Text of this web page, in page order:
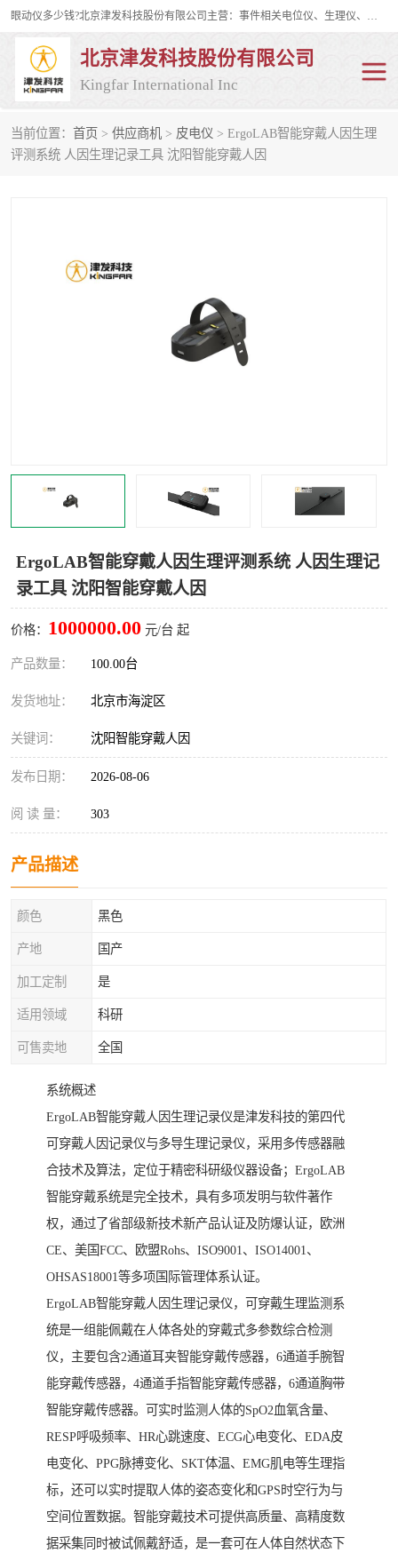
眼动仪多少钱?北京津发科技股份有限公司主营：事件相关电位仪、生理仪、肌电仪、脑电仪、皮电仪、眼动仪；是国家级高新技术企业、科技部认定的科技型中小企业和中关村高新技术企业，具备保密资格，具备自主进出口经营权；自主研发技术、产品与服务荣获多项省部级科学技术奖励、国家发明专利、国家软件著作权和省部级新技术新产品（服务）认证。
北京津发科技股份有限公司
Kingfar International Inc
当前位置： 首页 > 供应商机 > 皮电仪 > ErgoLAB智能穿戴人因生理
评测系统 人因生理记录工具 沈阳智能穿戴人因
ErgoLAB智能穿戴人因生理评测系统 人因生理记
录工具 沈阳智能穿戴人因
价格： 1000000.00 元/台 起
产品数量： 100.00台
发货地址： 北京市海淀区
关键词： 沈阳智能穿戴人因
发布日期： 2026-08-06
阅 读 量： 303
产品描述
颜色 黑色
产地 国产
加工定制 是
适用领域 科研
可售卖地 全国
系统概述
ErgoLAB智能穿戴人因生理记录仪是津发科技的第四代
可穿戴人因记录仪与多导生理记录仪，采用多传感器融
合技术及算法，定位于精密科研级仪器设备；ErgoLAB
智能穿戴系统是完全技术，具有多项发明与软件著作
权，通过了省部级新技术新产品认证及防爆认证，欧洲
CE、美国FCC、欧盟Rohs、ISO9001、ISO14001、
OHSAS18001等多项国际管理体系认证。
ErgoLAB智能穿戴人因生理记录仪，可穿戴生理监测系
统是一组能佩戴在人体各处的穿戴式多参数综合检测
仪，主要包含2通道耳夹智能穿戴传感器，6通道手腕智
能穿戴传感器，4通道手指智能穿戴传感器，6通道胸带
智能穿戴传感器。可实时监测人体的SpO2血氧含量、
RESP呼吸频率、HR心跳速度、ECG心电变化、EDA皮
电变化、PPG脉搏变化、SKT体温、EMG肌电等生理指
标，还可以实时提取人体的姿态变化和GPS时空行为与
空间位置数据。智能穿戴技术可提供高质量、高精度数
据采集同时被试佩戴舒适，是一套可在人体自然状态下
皮电仪 脑电仪
行为观察与表情分析
人机交互实验室
车俩与驾驶模拟